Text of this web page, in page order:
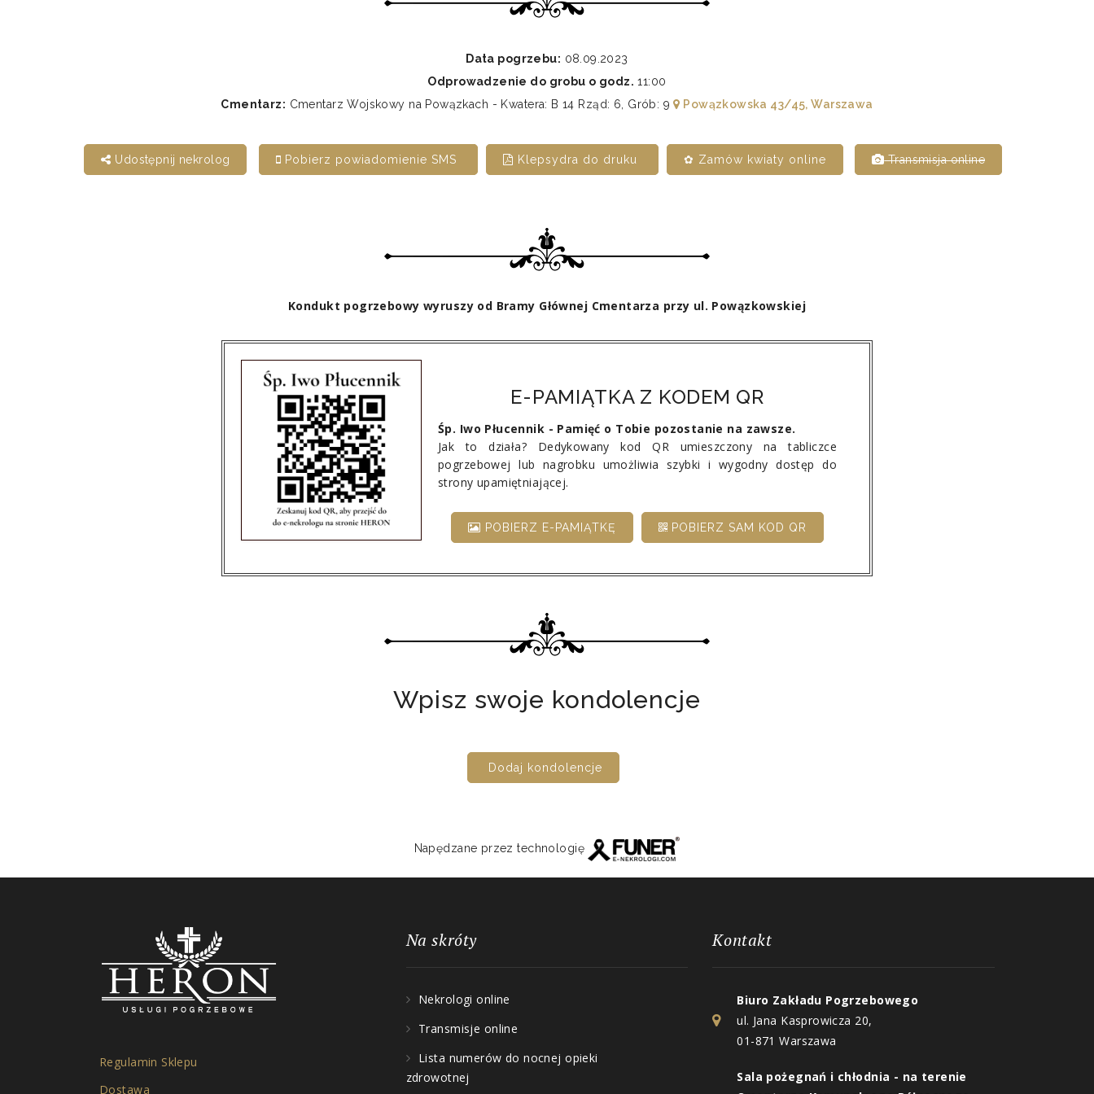
Data pogrzebu: 08.09.2023
Odprowadzenie do grobu o godz. 11:00
Cmentarz: Cmentarz Wojskowy na Powązkach - Kwatera: B 14 Rząd: 6, Grób: 9 Powązkowska 43/45, Warszawa
Udostępnij nekrolog Pobierz powiadomienie SMS Klepsydra do druku ✿ Zamów kwiaty online Transmisja online
Kondukt pogrzebowy wyruszy od Bramy Głównej Cmentarza przy ul. Powązkowskiej
E-PAMIĄTKA Z KODEM QR
Śp. Iwo Płucennik - Pamięć o Tobie pozostanie na zawsze.
Jak to działa? Dedykowany kod QR umieszczony na tabliczce
pogrzebowej lub nagrobku umożliwia szybki i wygodny dostęp do
strony upamiętniającej.
POBIERZ E-PAMIĄTKĘ POBIERZ SAM KOD QR
Wpisz swoje kondolencje
Dodaj kondolencje
Napędzane przez technologię
Regulamin Sklepu
Dostawa
Na skróty
Nekrologi online
Transmisje online
Lista numerów do nocnej opieki
zdrowotnej
Kontakt
Biuro Zakładu Pogrzebowego
ul. Jana Kasprowicza 20,
01-871 Warszawa
Sala pożegnań i chłodnia - na terenie